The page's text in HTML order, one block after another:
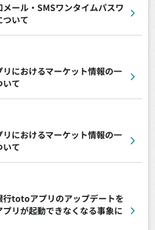
メール・SMSワンタイムパスワ
ついて
リにおけるマーケット情報の一
いて
リにおけるマーケット情報の一
いて
行totoアプリのアップデートを
リが起動できなくなる事象に